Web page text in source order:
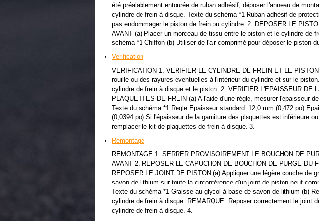
été préalablement entourée de ruban adhésif, déposer l'anneau de
cylindre de frein à disque. Texte du schéma *1 Ruban adhésif de
pas endommager le piston de frein ou cylindre. 2. DEPOSER LE
AVANT (a) Placer un morceau de tissu entre le piston et le cylindre de
schéma *1 Chiffon (b) Utiliser de l'air comprimé pour déposer le piston
Verification
VERIFICATION 1. VERIFIER LE CYLINDRE DE FREIN ET LE
rouille ou des rayures éventuelles à l'intérieur du cylindre et sur le
cylindre de frein à disque et le piston. 2. VERIFIER L'EPAISSEUR DE
PLAQUETTES DE FREIN (a) A l'aide d'une règle, mesurer l'épaisseur
Texte du schéma *1 Règle Epaisseur standard: 12,0 mm (0,472 po)
(0,0394 po) Si l'épaisseur de la garniture des plaquettes est inférieure
remplacer le kit de plaquettes de frein à disque. 3.
Remontage
REMONTAGE 1. SERRER PROVISOIREMENT LE BOUCHON DE
AVANT 2. REPOSER LE CAPUCHON DE BOUCHON DE PURGE DU
REPOSER LE JOINT DE PISTON (a) Appliquer une légère couche de
savon de lithium sur toute la circonférence d'un joint de piston neuf
Texte du schéma *1 Graisse au glycol à base de savon de lithium (b)
cylindre de frein à disque. REMARQUE: Reposer correctement le joint
cylindre de frein à disque. 4.